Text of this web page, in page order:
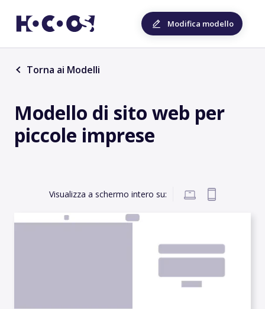
Modifica modello
Torna ai Modelli
Modello di sito web per
piccole imprese
Visualizza a schermo intero su: